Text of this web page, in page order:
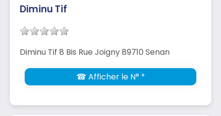
Diminu Tif
Diminu Tif 8 Bis Rue Joigny 89710 Senan
☎ Afficher le N° *